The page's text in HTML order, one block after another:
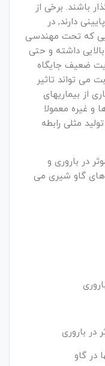
باشند. برخی از
دارند, در
که تحت مهندسی
بالایی داشته و حتی
ضعیف جایگاه
می تواند تاثیر
از بیماریهای
و غیره معمولا
مثلی رابطه
در باروری و
های گاو شیری می